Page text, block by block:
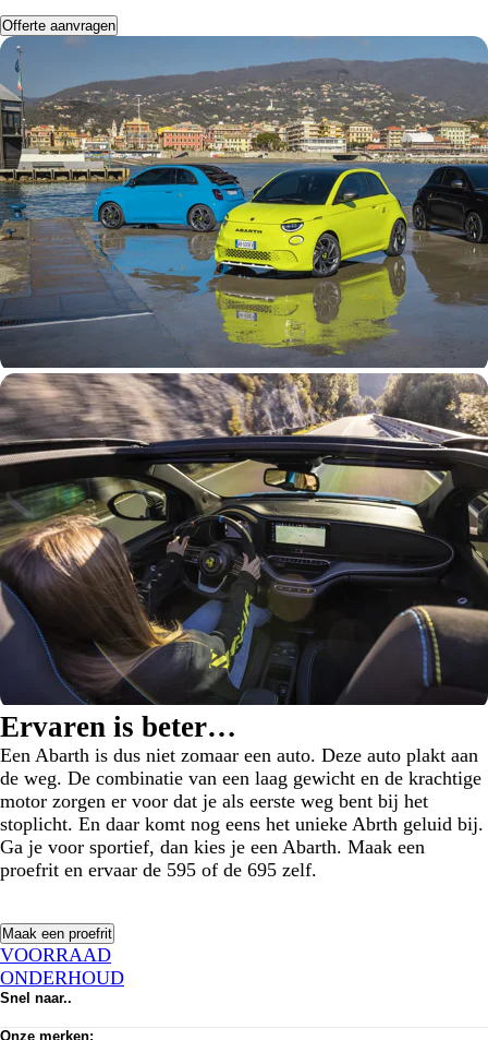
Offerte aanvragen
Ervaren is beter…
Een Abarth is dus niet zomaar een auto. Deze auto plakt aan
de weg. De combinatie van een laag gewicht en de krachtige
motor zorgen er voor dat je als eerste weg bent bij het
stoplicht. En daar komt nog eens het unieke Abrth geluid bij.
Ga je voor sportief, dan kies je een Abarth. Maak een
proefrit en ervaar de 595 of de 695 zelf.
Maak een proefrit
VOORRAAD
ONDERHOUD
Snel naar..
Onze merken: